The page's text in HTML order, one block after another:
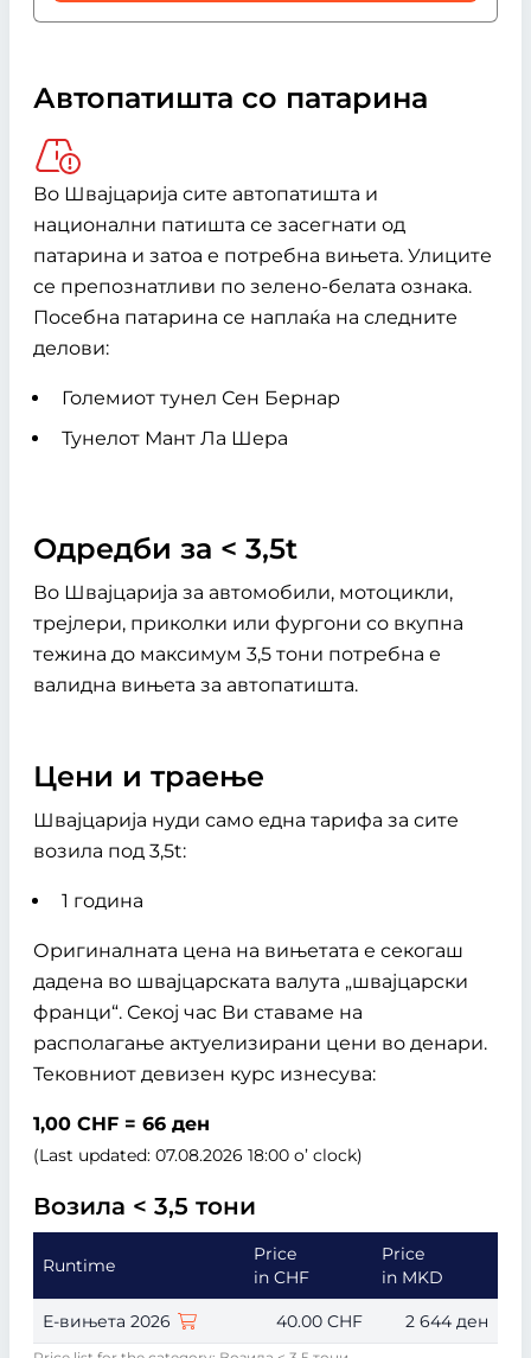
Автопатишта со патарина
Во Швајцарија сите автопатишта и
национални патишта се засегнати од
патарина и затоа е потребна вињета. Улиците
се препознатливи по зелено-белата ознака.
Посебна патарина се наплаќа на следните
делови:
Големиот тунел Сен Бернар
Тунелот Мант Ла Шера
Одредби за < 3,5t
Во Швајцарија за автомобили, мотоцикли,
трејлери, приколки или фургони со вкупна
тежина до максимум 3,5 тони потребна е
валидна вињета за автопатишта.
Цени и траење
Швајцарија нуди само една тарифа за сите
возила под 3,5t:
1 година
Оригиналната цена на вињетата е секогаш
дадена во швајцарската валута „швајцарски
франци“. Секој час Ви ставаме на
располагање актуелизирани цени во денари.
Тековниот девизен курс изнесува:
1,00 CHF = 66 ден
(Last updated: 07.08.2026 18:00 o’ clock)
Возила < 3,5 тони
Runtime
Price
in CHF
Price
in MKD
Е-вињета 2026 40.00 CHF 2 644 ден